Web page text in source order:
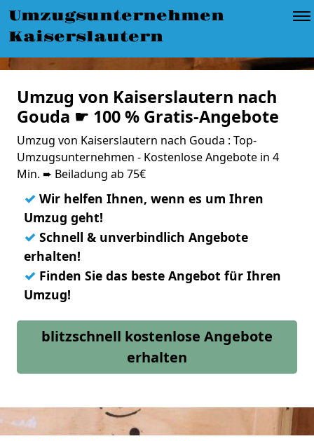
Umzugsunternehmen
Kaiserslautern
Umzug von Kaiserslautern nach
Gouda ☛ 100 % Gratis-Angebote
Umzug von Kaiserslautern nach Gouda : Top-
Umzugsunternehmen - Kostenlose Angebote in 4
Min. ➨ Beiladung ab 75€
✓ Wir helfen Ihnen, wenn es um Ihren
Umzug geht!
✓ Schnell & unverbindlich Angebote
erhalten!
✓ Finden Sie das beste Angebot für Ihren
Umzug!
blitzschnell kostenlose Angebote
erhalten